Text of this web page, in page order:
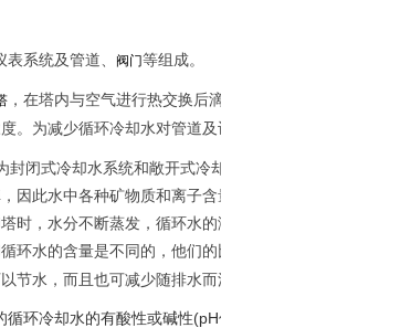
系统及管道、 阀门等组成。
，在塔内与空气进行热交换后滴入塔下冷却水池流入集水
。为减少循环冷却水对管道及设备产生
闭式冷却水系统和敞开式冷却水系统。由于敞开式循环
因此水中各种矿物质和离子含量也不断被浓缩增加，为了
，水分不断蒸发，循环水的溶解盐类不断被浓缩，含
环水的含量是不同的，他们的比值被称为浓缩倍数：N=S
节水，而且也可减少随排水而流失的药剂量，因此节约了
循环冷却水的有酸性或碱性(pH值大于